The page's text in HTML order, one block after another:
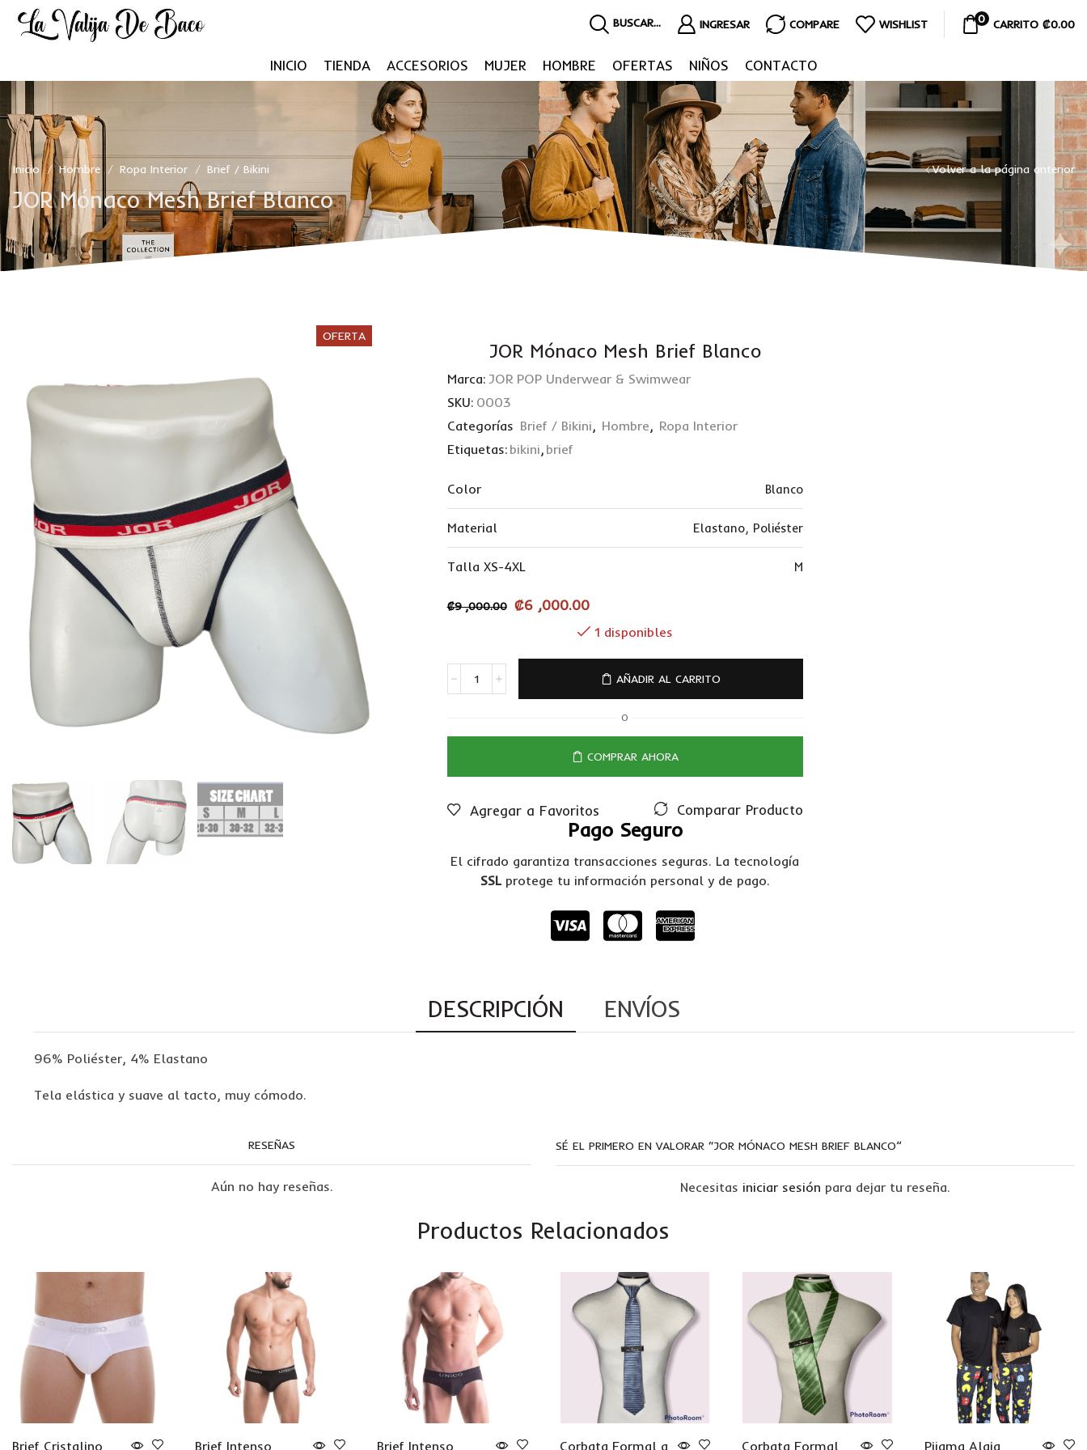
BUSCAR... INGRESAR COMPARE WISHLIST 0 CARRITO ₡0.00
INICIO TIENDA ACCESORIOS MUJER HOMBRE OFERTAS NIÑOS CONTACTO
Inicio / Hombre / Ropa Interior / Brief / Bikini
JOR Mónaco Mesh Brief Blanco
Volver a la página anterior
OFERTA
JOR Mónaco Mesh Brief Blanco
Marca: JOR POP Underwear & Swimwear
SKU: 0003
Categorías Brief / Bikini, Hombre, Ropa Interior
Etiquetas: bikini, brief
Color Blanco
Material Elastano, Poliéster
Talla XS-4XL M
₡9 ,000.00 ₡6 ,000.00
1 disponibles
AÑADIR AL CARRITO
O
COMPRAR AHORA
Agregar a Favoritos Comparar Producto
Pago Seguro
El cifrado garantiza transacciones seguras. La tecnología
SSLprotege tu información personal y de pago.
DESCRIPCIÓN ENVÍOS
96% Poliéster, 4% Elastano
Tela elástica y suave al tacto, muy cómodo.
RESEÑAS
Aún no hay reseñas.
SÉ EL PRIMERO EN VALORAR “JOR MÓNACO MESH BRIEF BLANCO”
Necesitas iniciar sesión para dejar tu reseña.
Productos Relacionados
Brief Cristalino Brief Intenso Brief Intenso Corbata Formal a Corbata Formal Pijama Alaia